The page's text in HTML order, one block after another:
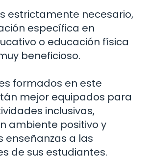
estrictamente necesario,
específica en
o educación física
beneficioso.
formados en este
mejor equipados para
inclusivas,
ambiente positivo y
enseñanzas a las
de sus estudiantes.